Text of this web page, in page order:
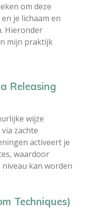
om deze
je lichaam en
Hieronder
mijn praktijk
Releasing
wijze
zachte
activeert je
waardoor
kan worden
Techniques)